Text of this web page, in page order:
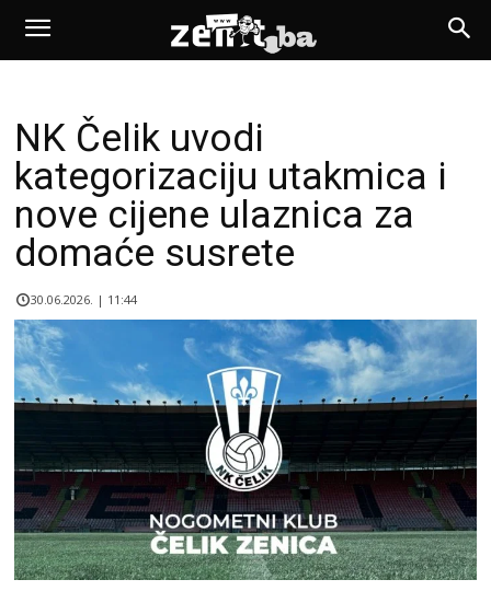
NK Čelik uvodi
kategorizaciju utakmica i
nove cijene ulaznica za
domaće susrete
30.06.2026. | 11:44